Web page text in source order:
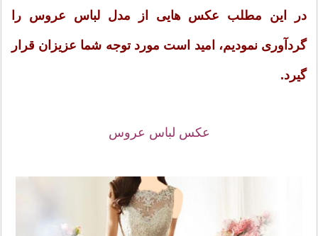
در این مطلب عکس هایی از مدل لباس عروس را
گردآوری نمودیم، امید است مورد توجه شما عزیزان قرار
گیرد.
عکس لباس عروس